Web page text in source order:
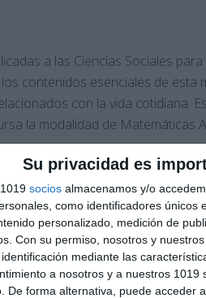
Su privacidad es
socios almacenamos y/o
como identificadores
personalizado, medición de
Con su permiso, nosotros y
mediante las
a nosotros y a nuestros
De forma alternativa, puede acceder
a las Ciencias Sociales para
contenidos esenciales de esta
con la vida cotidiana.
la modalidad de Matemáticas
,Sin categoría
ESO cuaderno de vacaciones
Geometría interés bancario
sociales 4 ESO material imprimible
, RECURSOS,recursos educativos
Tales